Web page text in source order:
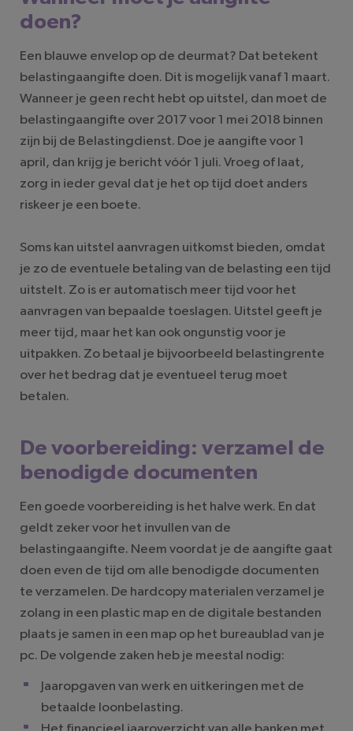
doen?
Een blauwe envelop op de deurmat? Dat betekent
belastingaangifte doen. Dit is mogelijk vanaf 1 maart.
Wanneer je geen recht hebt op uitstel, dan moet de
belastingaangifte over 2017 voor 1 mei 2018 binnen
zijn bij de Belastingdienst. Doe je aangifte voor 1
april, dan krijg je bericht vóór 1 juli. Vroeg of laat,
zorg in ieder geval dat je het op tijd doet anders
riskeer je een boete.
Soms kan uitstel aanvragen uitkomst bieden, omdat
je zo de eventuele betaling van de belasting een tijd
uitstelt. Zo is er automatisch meer tijd voor het
aanvragen van bepaalde toeslagen. Uitstel geeft je
meer tijd, maar het kan ook ongunstig voor je
uitpakken. Zo betaal je bijvoorbeeld belastingrente
over het bedrag dat je eventueel terug moet
betalen.
De voorbereiding: verzamel de
benodigde documenten
Een goede voorbereiding is het halve werk. En dat
geldt zeker voor het invullen van de
belastingaangifte. Neem voordat je de aangifte gaat
doen even de tijd om alle benodigde documenten
te verzamelen. De hardcopy materialen verzamel je
zolang in een plastic map en de digitale bestanden
plaats je samen in een map op het bureaublad van je
pc. De volgende zaken heb je meestal nodig:
Jaaropgaven van werk en uitkeringen met de
betaalde loonbelasting.